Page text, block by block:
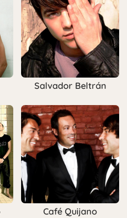
Salvador Beltrán
Café Quijano